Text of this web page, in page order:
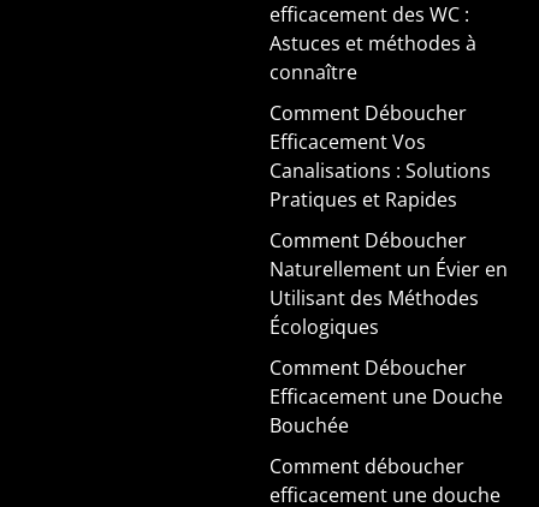
efficacement des WC :
Astuces et méthodes à
connaître
Comment Déboucher
Efficacement Vos
Canalisations : Solutions
Pratiques et Rapides
Comment Déboucher
Naturellement un Évier en
Utilisant des Méthodes
Écologiques
Comment Déboucher
Efficacement une Douche
Bouchée
Comment déboucher
efficacement une douche